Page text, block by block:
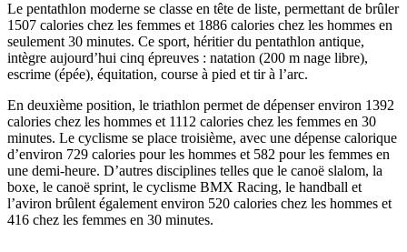
Le pentathlon moderne se classe en tête de liste, permettant de brûler
1507 calories chez les femmes et 1886 calories chez les hommes en
seulement 30 minutes. Ce sport, héritier du pentathlon antique,
intègre aujourd’hui cinq épreuves : natation (200 m nage libre),
escrime (épée), équitation, course à pied et tir à l’arc.
En deuxième position, le triathlon permet de dépenser environ 1392
calories chez les hommes et 1112 calories chez les femmes en 30
minutes. Le cyclisme se place troisième, avec une dépense calorique
d’environ 729 calories pour les hommes et 582 pour les femmes en
une demi-heure. D’autres disciplines telles que le canoë slalom, la
boxe, le canoë sprint, le cyclisme BMX Racing, le handball et
l’aviron brûlent également environ 520 calories chez les hommes et
416 chez les femmes en 30 minutes.